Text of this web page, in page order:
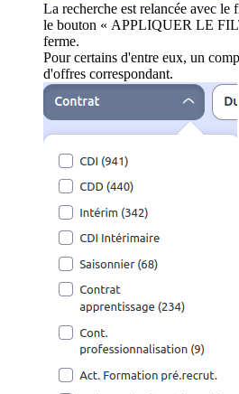
La recherche est relancée avec
le bouton « APPLIQUER LE
ferme.
Pour certains d'entre eux, un
d'offres correspondant.